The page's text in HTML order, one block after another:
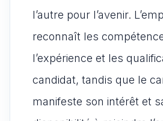
l’autre pour l’avenir.
reconnaît les
l’expérience et les
candidat, tandis que le
manifeste son intérêt et